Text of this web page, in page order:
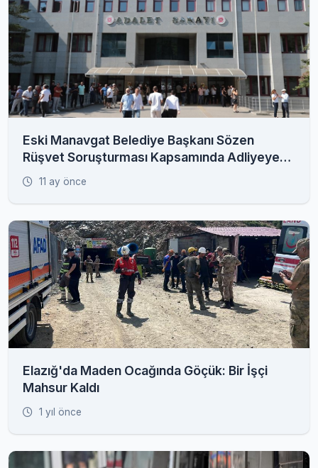
Eski Manavgat Belediye Başkanı Sözen
Rüşvet Soruşturması Kapsamında Adliyeye
Sevk Edildi
11 ay önce
Elazığ'da Maden Ocağında Göçük: Bir İşçi
Mahsur Kaldı
1 yıl önce